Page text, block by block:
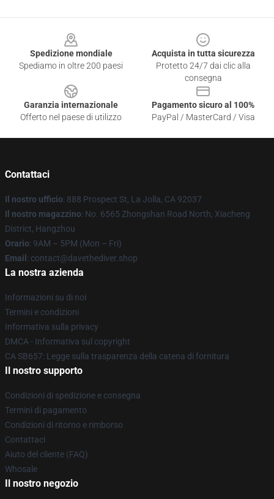
Spedizione mondiale
Spediamo in oltre 200 paesi
Acquista in tutta sicurezza
Protetto 24/7 dai clic alla
consegna
Garanzia internazionale
Offerto nel paese di utilizzo
Pagamento sicuro al 100%
PayPal / MasterCard / Visa
Contattaci
Il nostro ufficio: 888 Prospect St, La Jolla, CA 92037
Il nostro magazzino: No. 6565 Zhongshan Road North, Xiacheng
District, Hangzhou
Orario: 9AM – 5PM (Mon – Fri)
Email : contact@davethediver.shop
La nostra azienda
Informazioni su di noi
Termini e condizioni
Informativa sulla privacy
DMCA - Informativa sul copyright
CA SB657: Legge sulla trasparenza della catena di fornitura
Il nostro supporto
Condizioni di spedizione e consegna
Termini di pagamento
Condizioni di ritorno e rimborso
Contattaci
Aiuto del cliente (FAQ)
Whosale
Il nostro negozio